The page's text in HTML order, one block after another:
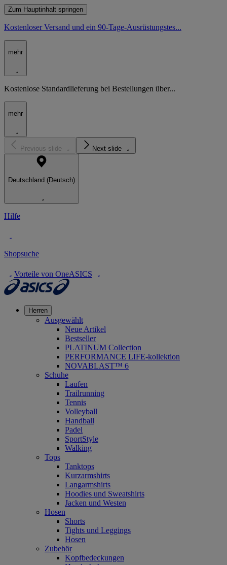
Zum Hauptinhalt springen
Kostenloser Versand und ein 90-Tage-Ausrüstungstes...
mehr
Kostenlose Standardlieferung bei Bestellungen über...
mehr
Previous slide Next slide
Deutschland (Deutsch)
Hilfe
Shopsuche
Vorteile von OneASICS
Herren
Ausgewählt
Neue Artikel
Bestseller
PLATINUM Collection
PERFORMANCE LIFE-kollektion
NOVABLAST™ 6
Schuhe
Laufen
Trailrunning
Tennis
Volleyball
Handball
Padel
SportStyle
Walking
Tops
Tanktops
Kurzarmshirts
Langarmshirts
Hoodies und Sweatshirts
Jacken und Westen
Hosen
Shorts
Tights und Leggings
Hosen
Zubehör
Kopfbedeckungen